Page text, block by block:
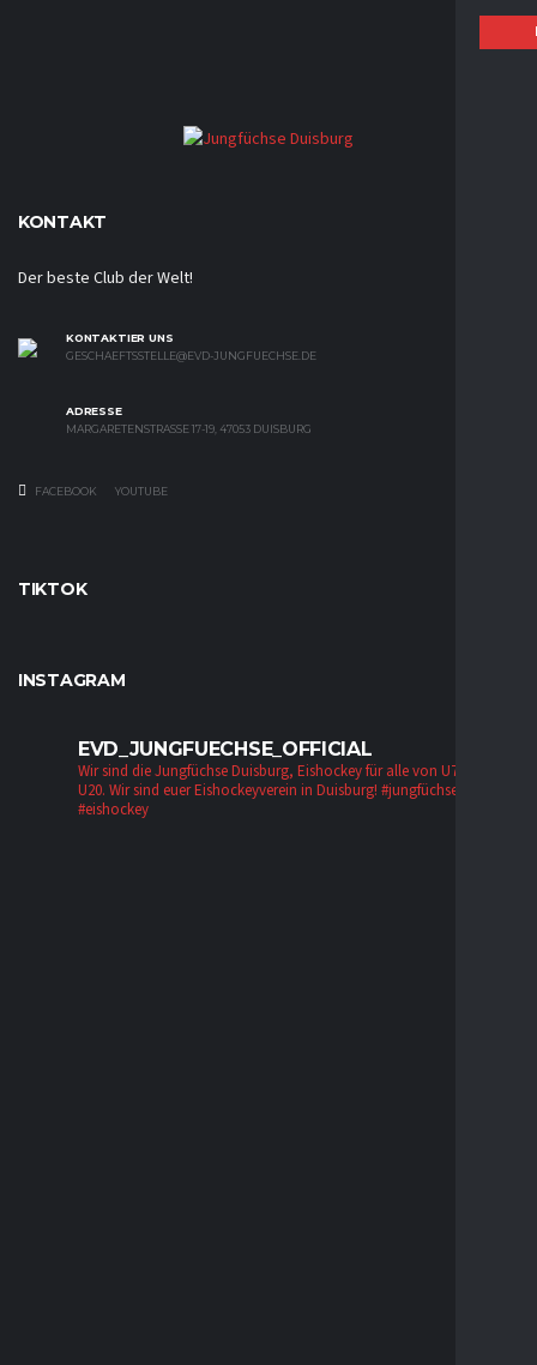
KONTAKT
Der beste Club der Welt!
KONTAKTIER UNS
GESCHAEFTSSTELLE@EVD-JUNGFUECHSE.DE
ADRESSE
MARGARETENSTRASSE 17-19, 47053 DUISBURG
FACEBOOK YOUTUBE
TIKTOK
INSTAGRAM
EVD_JUNGFUECHSE_OFFICIAL
Wir sind die Jungfüchse Duisburg, Eishockey für alle von U7 bis zur
U20. Wir sind euer Eishockeyverein in Duisburg! #jungfüchse #evd
#eishockey